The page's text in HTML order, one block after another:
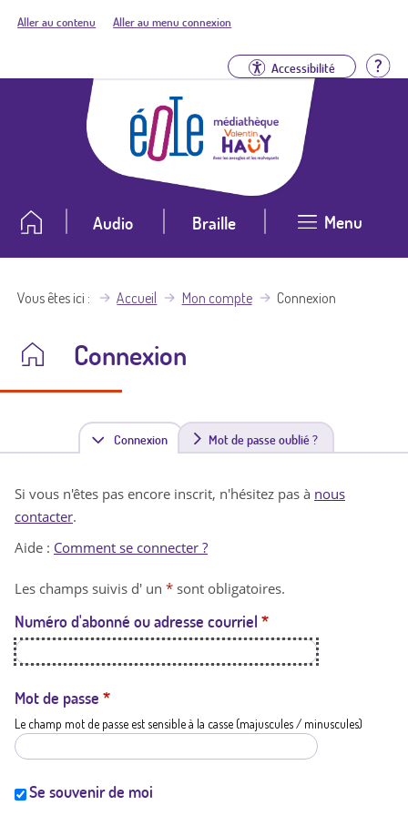
Aller au contenu Aller au menu connexion
Accessibilité
Audio Braille Menu
Vous êtes ici Accueil Mon compte Connexion
Connexion
Connexion(
n
t
a
t
i
Mot de passe oublié ?
Si vous n'êtes pas encore inscrit, n'hésitez pas à nous
contacter.
Aide : Comment se connecter ?
Les champs suivis d' un * sont obligatoires.
Numéro d'abonné ou adresse courriel *
Mot de passe *
Le champ mot de passe est sensible à la casse (majuscules / minuscules)
Se souvenir de moi